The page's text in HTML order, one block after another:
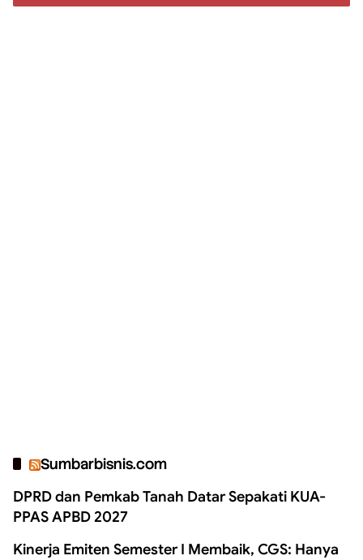
Sumbarbisnis.com
DPRD dan Pemkab Tanah Datar Sepakati KUA-
PPAS APBD 2027
Kinerja Emiten Semester I Membaik, CGS: Hanya